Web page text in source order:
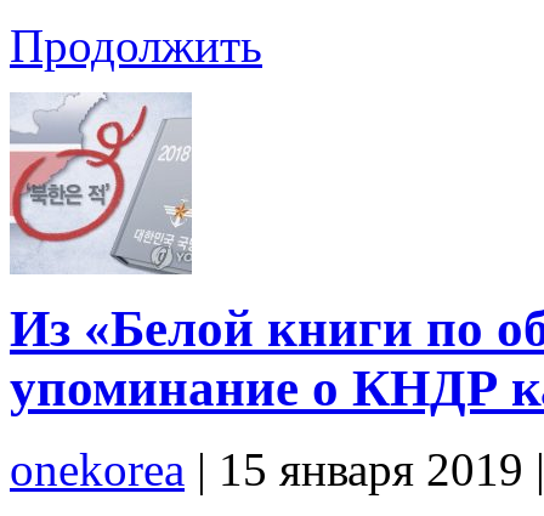
Продолжить
Из «Белой книги по
упоминание о КНДР
onekorea | 15 января 2019